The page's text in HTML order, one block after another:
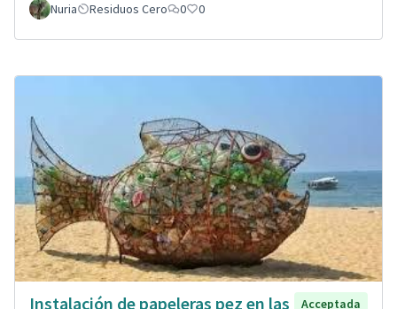
Nuria Residuos Cero 0 0
Instalación de papeleras pez en las
Acceptada